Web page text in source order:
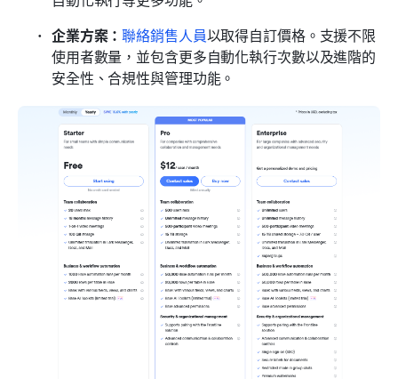
企業方案：聯絡銷售人員以取得自訂價格。支援不限
使用者數量，並包含更多自動化執行次數以及進階的
安全性、合規性與管理功能。